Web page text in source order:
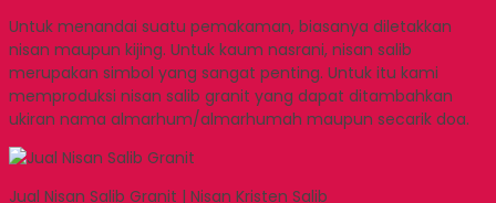
Untuk menandai suatu pemakaman, biasanya diletakkan
nisan maupun kijing. Untuk kaum nasrani, nisan salib
merupakan simbol yang sangat penting. Untuk itu kami
memproduksi nisan salib granit yang dapat ditambahkan
ukiran nama almarhum/almarhumah maupun secarik doa.
Jual Nisan Salib Granit | Nisan Kristen Salib